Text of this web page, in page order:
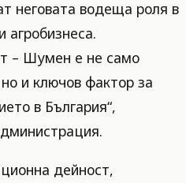
неговата водеща роля в
агробизнеса.
– Шумен е не само
и ключов фактор за
в България“,
дейност,